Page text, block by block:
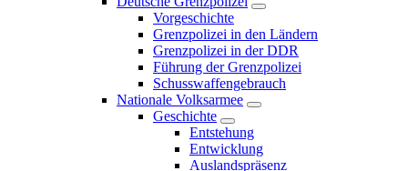
Vorgeschichte
Grenzpolizei in den Ländern
Grenzpolizei in der DDR
Führung der Grenzpolizei
Schusswaffengebrauch
Nationale Volksarmee
Geschichte
Entstehung
Entwicklung
Auslandspräsenz